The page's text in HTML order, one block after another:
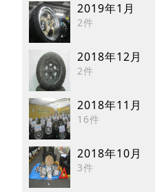
2019年1月
2件
2018年12月
2件
2018年11月
16件
2018年10月
3件